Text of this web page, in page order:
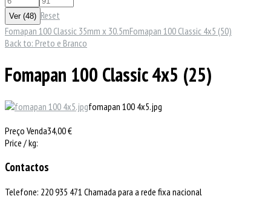
Reset
Fomapan 100 Classic 35mm x 30.5mFomapan 100 Classic 4x5 (50)
Back to: Preto e Branco
Fomapan 100 Classic 4x5 (25)
fomapan 100 4x5.jpg
Preço Venda34,00 €
Price / kg:
Contactos
Telefone: 220 935 471 Chamada para a rede fixa nacional